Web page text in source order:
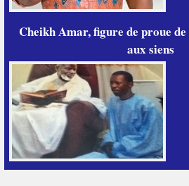
Cheikh Amar, figure de proue
aux siens